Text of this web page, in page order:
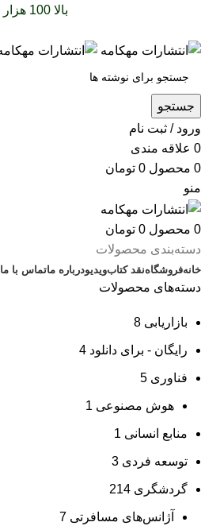
بالا 100 هزار تومان
جستجو
ورود / ثبت نام
0 علاقه مندی
0 محصول 0 تومان
منو
0 محصول 0 تومان
دسته‌بندی محصولات
خانهفروشگاهنقد کتابویدیودرباره‌ ماتماس با ما
دسته‌های محصولات
بازاریابی 8
رایگان - برای دانلود 4
فناوری 5
هوش مصنوعی 1
منابع انسانی 1
توسعه فردی 3
گردشگری 214
آژانس‌های مسافرتی 7